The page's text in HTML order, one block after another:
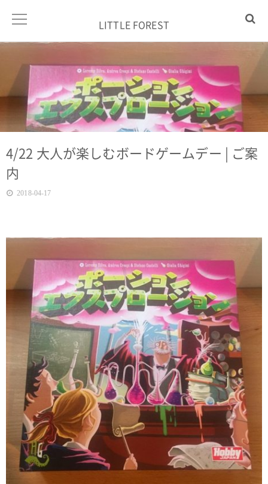
LITTLE FOREST
4/22 大人が楽しむボードゲームデー | ご案
内
2018-04-17